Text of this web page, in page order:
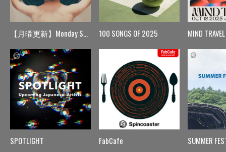
【月曜更新】Monday Spin
SPOTLIGHT
100 SONGS OF 2025
FabCafe
MIND TRAVEL
SUMMER